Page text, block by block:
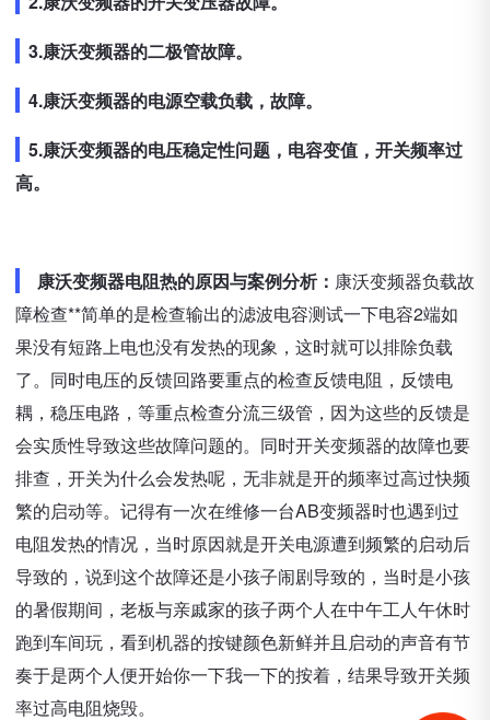
3.康沃变频器的二极管故障。
4.康沃变频器的电源空载负载，故障。
5.康沃变频器的电压稳定性问题，电容变值，开关频率过
高。
康沃变频器电阻热的原因与案例分析： 康沃变频器负载故
障检查**简单的是检查输出的滤波电容测试一下电容2端如
果没有短路上电也没有发热的现象，这时就可以排除负载
了。同时电压的反馈回路要重点的检查反馈电阻，反馈电
耦，稳压电路，等重点检查分流三级管，因为这些的反馈是
会实质性导致这些故障问题的。同时开关变频器的故障也要
排查，开关为什么会发热呢，无非就是开的频率过高过快频
繁的启动等。记得有一次在维修一台AB变频器时也遇到过
电阻发热的情况，当时原因就是开关电源遭到频繁的启动后
导致的，说到这个故障还是小孩子闹剧导致的，当时是小孩
的暑假期间，老板与亲戚家的孩子两个人在中午工人午休时
跑到车间玩，看到机器的按键颜色新鲜并且启动的声音有节
奏于是两个人便开始你一下我一下的按着，结果导致开关频
率过高电阻烧毁。